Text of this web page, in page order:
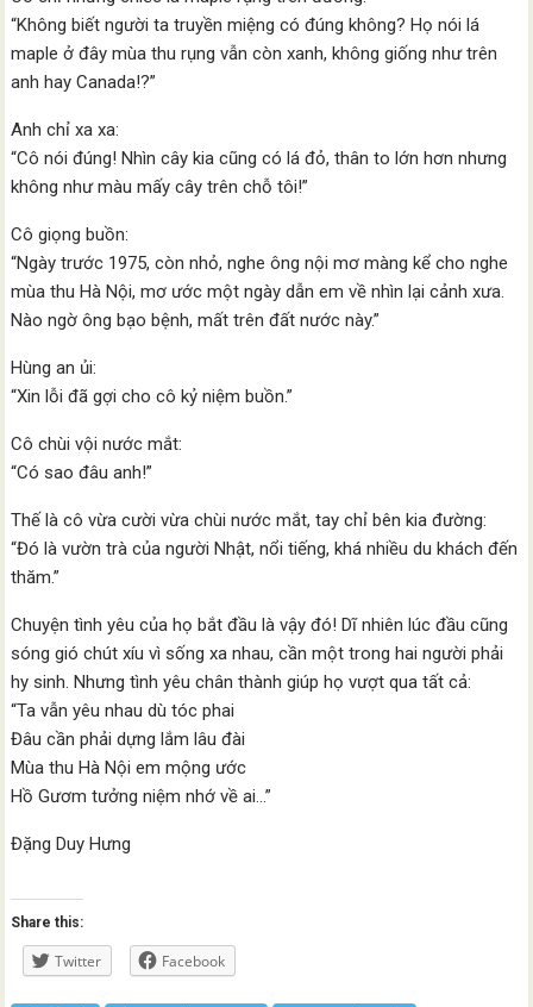
“Không biết người ta truyền miệng có đúng không? Họ nói lá
maple ở đây mùa thu rụng vẫn còn xanh, không giống như trên
anh hay Canada!?”
Anh chỉ xa xa:
“Cô nói đúng! Nhìn cây kia cũng có lá đỏ, thân to lớn hơn nhưng
không như màu mấy cây trên chỗ tôi!”
Cô giọng buồn:
“Ngày trước 1975, còn nhỏ, nghe ông nội mơ màng kể cho nghe
mùa thu Hà Nội, mơ ước một ngày dẫn em về nhìn lại cảnh xưa.
Nào ngờ ông bạo bệnh, mất trên đất nước này.”
Hùng an ủi:
“Xin lỗi đã gợi cho cô kỷ niệm buồn.”
Cô chùi vội nước mắt:
“Có sao đâu anh!”
Thế là cô vừa cười vừa chùi nước mắt, tay chỉ bên kia đường:
“Đó là vườn trà của người Nhật, nổi tiếng, khá nhiều du khách đến
thăm.”
Chuyện tình yêu của họ bắt đầu là vậy đó! Dĩ nhiên lúc đầu cũng
sóng gió chút xíu vì sống xa nhau, cần một trong hai người phải
hy sinh. Nhưng tình yêu chân thành giúp họ vượt qua tất cả:
“Ta vẫn yêu nhau dù tóc phai
Đâu cần phải dựng lắm lâu đài
Mùa thu Hà Nội em mộng ước
Hồ Gươm tưởng niệm nhớ về ai…”
Đặng Duy Hưng
Share this:
Twitter Facebook